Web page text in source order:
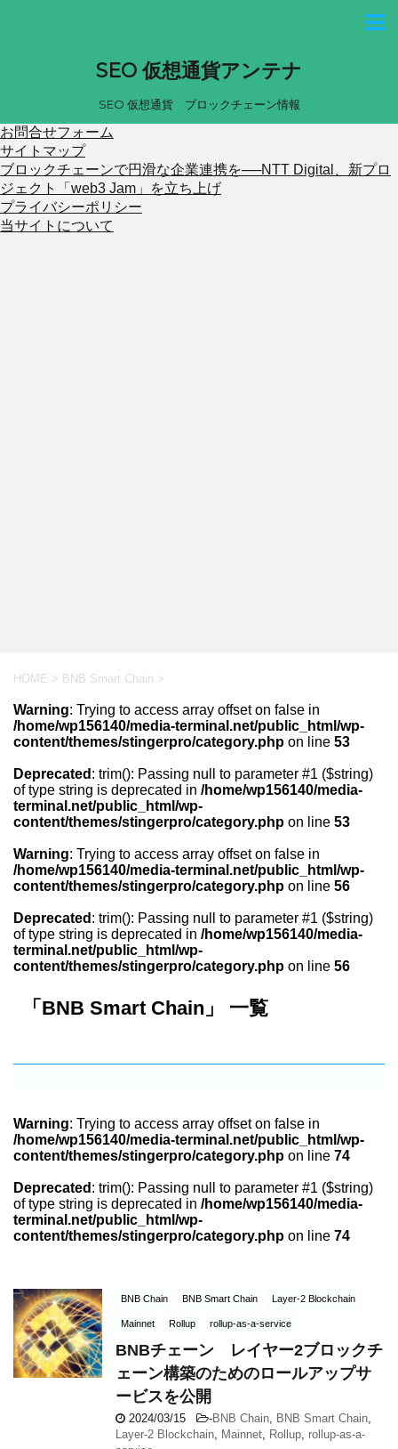
SEO 仮想通貨アンテナ
SEO 仮想通貨 ブロックチェーン情報
お問合せフォーム
サイトマップ
ブロックチェーンで円滑な企業連携を──NTT Digital、新プロ
ジェクト「web3 Jam」を立ち上げ
プライバシーポリシー
当サイトについて
HOME > BNB Smart Chain >
Warning: Trying to access array offset on false in
/home/wp156140/media-terminal.net/public_html/wp-
content/themes/stingerpro/category.php on line 53
Deprecated : trim(): Passing null to parameter #1 ($string)
of type string is deprecated in /home/wp156140/media-
terminal.net/public_html/wp-
content/themes/stingerpro/category.php on line 53
Warning: Trying to access array offset on false in
/home/wp156140/media-terminal.net/public_html/wp-
content/themes/stingerpro/category.php on line 56
Deprecated : trim(): Passing null to parameter #1 ($string)
of type string is deprecated in /home/wp156140/media-
terminal.net/public_html/wp-
content/themes/stingerpro/category.php on line 56
「BNB Smart Chain」 一覧
Warning: Trying to access array offset on false in
/home/wp156140/media-terminal.net/public_html/wp-
content/themes/stingerpro/category.php on line 74
Deprecated : trim(): Passing null to parameter #1 ($string)
of type string is deprecated in /home/wp156140/media-
terminal.net/public_html/wp-
content/themes/stingerpro/category.php on line 74
BNB Chain BNB Smart Chain Layer-2 Blockchain
Mainnet Rollup rollup-as-a-service
BNBチェーン レイヤー2ブロックチ
ェーン構築のためのロールアップサ
ービスを公開
2024/03/15 -BNB Chain BNB Smart Chain
Layer-2 Blockchain Mainnet Rollup rollup-as-a-